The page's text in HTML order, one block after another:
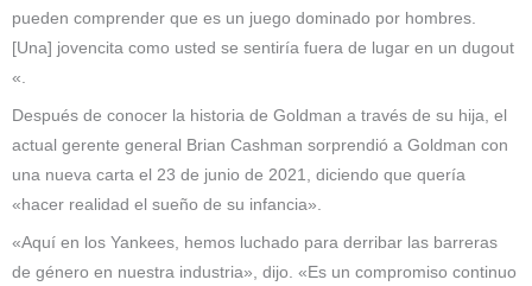
pueden comprender que es un juego dominado por hombres.
[Una] jovencita como usted se sentiría fuera de lugar en un dugout
«.
Después de conocer la historia de Goldman a través de su hija, el
actual gerente general Brian Cashman sorprendió a Goldman con
una nueva carta el 23 de junio de 2021, diciendo que quería
«hacer realidad el sueño de su infancia».
«Aquí en los Yankees, hemos luchado para derribar las barreras
de género en nuestra industria», dijo. «Es un compromiso continuo